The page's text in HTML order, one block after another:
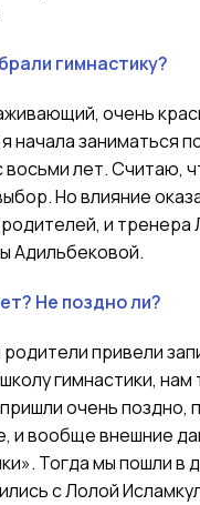
гимнастику?
очень
начала заниматься
восьми лет. Считаю,
Но влияние
и тренера
Адильбековой.
Не поздно ли?
привели
гимнастики, нам
очень поздно,
и вообще внешние
Тогда мы пошли в
с Лолой